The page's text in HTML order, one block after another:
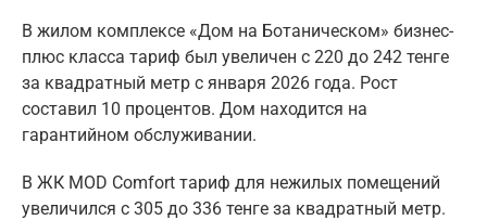
В жилом комплексе «Дом на Ботаническом» бизнес-
плюс класса тариф был увеличен с 220 до 242 тенге
за квадратный метр с января 2026 года. Рост
составил 10 процентов. Дом находится на
гарантийном обслуживании.
В ЖК MOD Comfort тариф для нежилых помещений
увеличился с 305 до 336 тенге за квадратный метр.